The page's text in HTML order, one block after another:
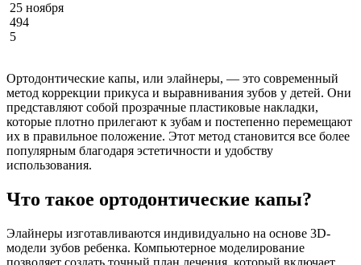
25 ноября
494
5
Ортодонтические капы, или элайнеры, — это современный
метод коррекции прикуса и выравнивания зубов у детей. Они
представляют собой прозрачные пластиковые накладки,
которые плотно прилегают к зубам и постепенно перемещают
их в правильное положение. Этот метод становится все более
популярным благодаря эстетичности и удобству
использования.
Что такое ортодонтические капы?
Элайнеры изготавливаются индивидуально на основе 3D-
модели зубов ребенка. Компьютерное моделирование
позволяет создать точный план лечения, который включает